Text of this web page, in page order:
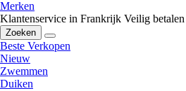
Merken
Klantenservice in Frankrijk Veilig betalen
Zoeken
Beste Verkopen
Nieuw
Zwemmen
Duiken